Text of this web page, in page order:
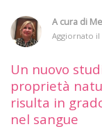
A cura di
Aggiornato il
Un nuovo
proprietà
risulta in
nel sangue